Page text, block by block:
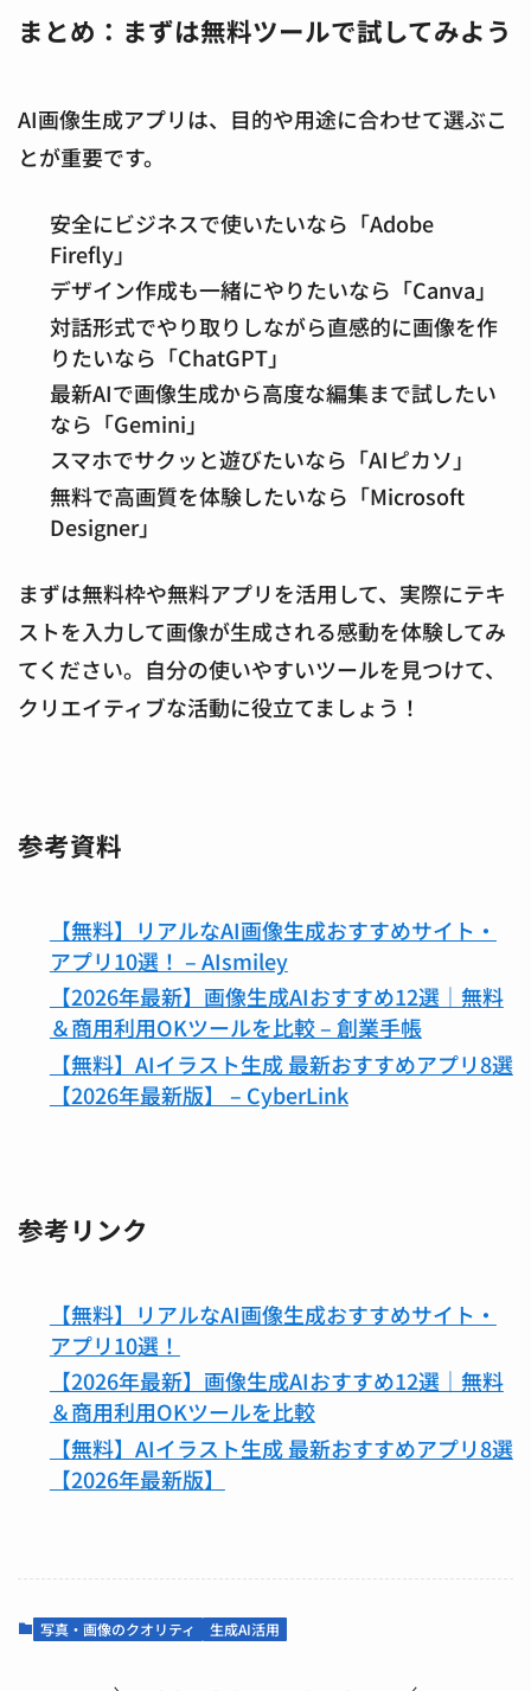
まとめ：まずは無料ツールで試してみよう
AI画像生成アプリは、目的や用途に合わせて選ぶこ
とが重要です。
安全にビジネスで使いたいなら「Adobe
Firefly」
デザイン作成も一緒にやりたいなら「Canva」
対話形式でやり取りしながら直感的に画像を作
りたいなら「ChatGPT」
最新AIで画像生成から高度な編集まで試したい
なら「Gemini」
スマホでサクッと遊びたいなら「AIピカソ」
無料で高画質を体験したいなら「Microsoft
Designer」
まずは無料枠や無料アプリを活用して、実際にテキ
ストを入力して画像が生成される感動を体験してみ
てください。自分の使いやすいツールを見つけて、
クリエイティブな活動に役立てましょう！
参考資料
【無料】リアルなAI画像生成おすすめサイト・
アプリ10選！ – AIsmiley
【2026年最新】画像生成AIおすすめ12選｜無料
＆商用利用OKツールを比較 – 創業手帳
【無料】AIイラスト生成 最新おすすめアプリ8選
【2026年最新版】 – CyberLink
参考リンク
【無料】リアルなAI画像生成おすすめサイト・
アプリ10選！
【2026年最新】画像生成AIおすすめ12選｜無料
＆商用利用OKツールを比較
【無料】AIイラスト生成 最新おすすめアプリ8選
【2026年最新版】
写真・画像のクオリティ 生成AI活用